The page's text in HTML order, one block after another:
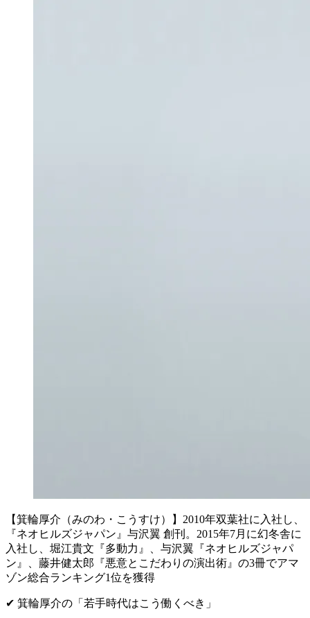
【箕輪厚介（みのわ・こうすけ）】2010年双葉社に入社し、
『ネオヒルズジャパン』与沢翼 創刊。2015年7月に幻冬舎に
入社し、堀江貴文『多動力』、与沢翼『ネオヒルズジャパ
ン』、藤井健太郎『悪意とこだわりの演出術』の3冊でアマ
ゾン総合ランキング1位を獲得
✔︎ 箕輪厚介の 「 若手時代はこう働くべき 」